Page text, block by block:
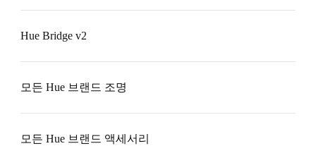
Hue Bridge v2
모든 Hue 브랜드 조명
모든 Hue 브랜드 액세서리